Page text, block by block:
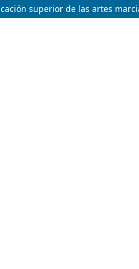
superior de las artes